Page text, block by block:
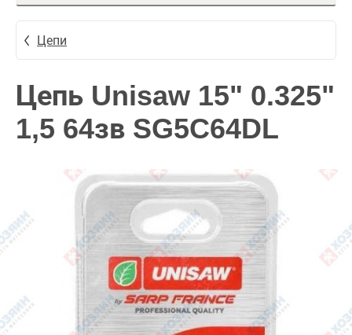
Цепи
Цепь Unisaw 15" 0.325"
1,5 64зв SG5C64DL